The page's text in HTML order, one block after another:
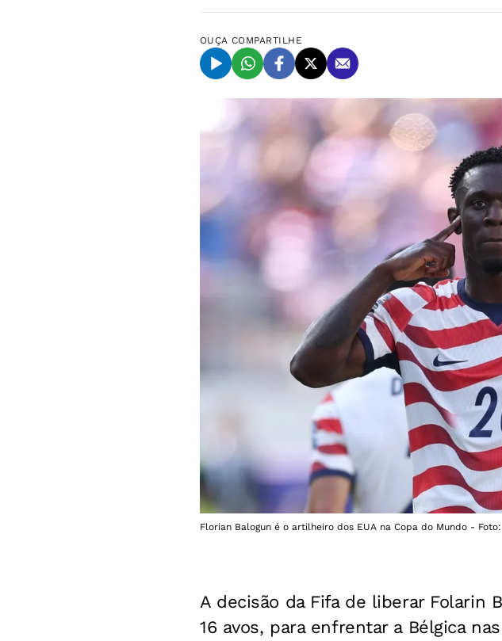
OUÇA COMPARTILHE
Florian Balogun é o artilheiro dos EUA na Copa do Mundo - Foto:
A decisão da Fifa de liberar Folarin
16 avos, para enfrentar a Bélgica